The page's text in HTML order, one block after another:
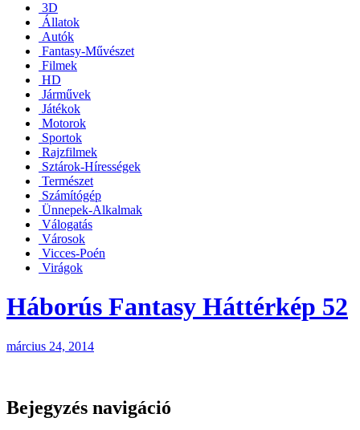
3D
Állatok
Autók
Fantasy-Művészet
Filmek
HD
Járművek
Játékok
Motorok
Sportok
Rajzfilmek
Sztárok-Hírességek
Természet
Számítógép
Ünnepek-Alkalmak
Válogatás
Városok
Vicces-Poén
Virágok
Háborús Fantasy Háttérkép 52
március 24, 2014
Bejegyzés navigáció